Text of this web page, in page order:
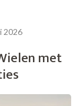
2026
met